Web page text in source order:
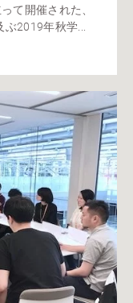
て開催された、
2019年秋学...